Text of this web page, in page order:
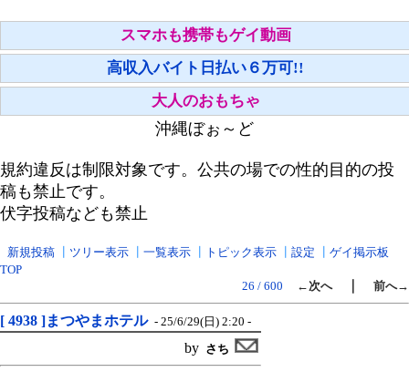
スマホも携帯もゲイ動画
高収入バイト日払い６万可!!
大人のおもちゃ
沖縄ぼぉ～ど
規約違反は制限対象です。公共の場での性的目的の投
稿も禁止です。
伏字投稿なども禁止
新規投稿 ツリー表示 一覧表示 トピック表示 設定
ゲイ掲示板
TOP
26 / 600
←次へ｜ 前へ→
[ 4938 ]まつやまホテル - 25/6/29(日) 2:20 -
by さち